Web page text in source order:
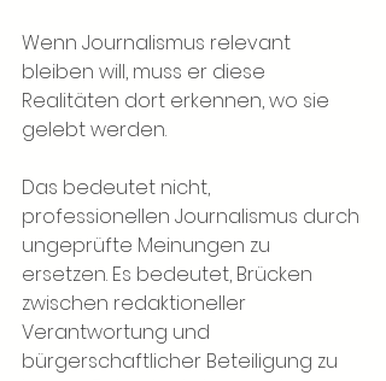
Wenn Journalismus relevant
bleiben will, muss er diese
Realitäten dort erkennen, wo sie
gelebt werden.
Das bedeutet nicht,
professionellen Journalismus durch
ungeprüfte Meinungen zu
ersetzen. Es bedeutet, Brücken
zwischen redaktioneller
Verantwortung und
bürgerschaftlicher Beteiligung zu